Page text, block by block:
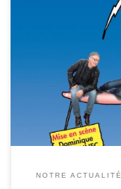
NOTRE ACTUALITÉ